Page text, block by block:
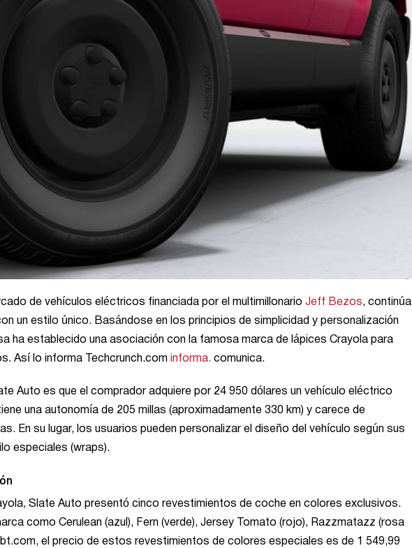
de vehículos eléctricos financiada por el multimillonario Jeff Bezos, continúa
un estilo único. Basándose en los principios de simplicidad y personalización
ha establecido una asociación con la famosa marca de lápices Crayola para
Así lo informa Techcrunch.com
informa. comunica.
Auto es que el comprador adquiere por 24 950 dólares un vehículo eléctrico
una autonomía de 205 millas (aproximadamente 330 km) y carece de
En su lugar, los usuarios pueden personalizar el diseño del vehículo según sus
especiales (wraps).
Slate Auto presentó cinco revestimientos de coche en colores exclusivos.
como Cerulean (azul), Fern (verde), Jersey Tomato (rojo), Razzmatazz (rosa
el precio de estos revestimientos de colores especiales es de 1 549,99